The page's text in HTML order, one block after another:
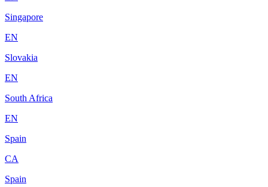
Singapore
EN
Slovakia
EN
South Africa
EN
Spain
CA
Spain